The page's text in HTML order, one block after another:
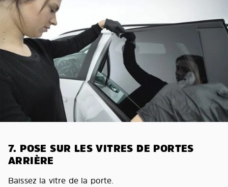
7. POSE SUR LES VITRES DE PORTES
ARRIÈRE
Baissez la vitre de la porte.